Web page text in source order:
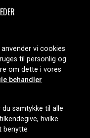
Nordic AB
vi cookies
til personlig og
om dette i vores
behandler
samtykke til alle
hvilke
benytte